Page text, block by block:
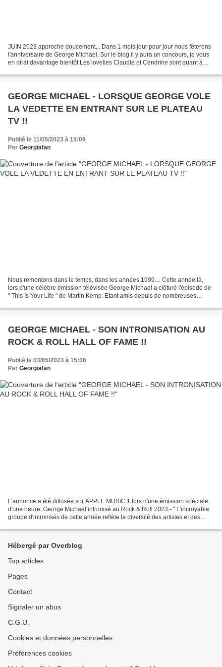
JUIN 2023 approche doucement... Dans 1 mois jour pour jour nous fêterons
l'anniversaire de George Michael. Sur le blog il y aura un concours, je vous
en dirai davantage bientôt Les lovelies Claudie et Cendrine sont quant à
GEORGE MICHAEL - LORSQUE GEORGE VOLE
LA VEDETTE EN ENTRANT SUR LE PLATEAU
TV !!
Publié le 11/05/2023 à 15:08
Par Georgiafan
Nous remontons dans le temps, dans les années 1999.... Cette année là,
lors d'une célèbre émission télévisée George Michael a clôturé l'épisode de
" This Is Your Life " de Martin Kemp. Etant amis depuis de nombreuses
GEORGE MICHAEL - SON INTRONISATION AU
ROCK & ROLL HALL OF FAME !!
Publié le 03/05/2023 à 15:06
Par Georgiafan
L'annonce a été diffusée sur APPLE MUSIC 1 lors d'une émission spéciale
d'une heure. George Michael intronisé au Rock & Roll 2023 - " L'incroyable
groupe d'intronisés de cette année reflète la diversité des artistes et des
Hébergé par Overblog
Top articles
Pages
Contact
Signaler un abus
C.G.U.
Cookies et données personnelles
Préférences cookies